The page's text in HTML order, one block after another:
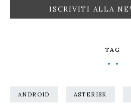
TAG
ANDROID ASTERISK